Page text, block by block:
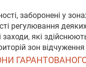
заборонені у
регулювання
які
зон